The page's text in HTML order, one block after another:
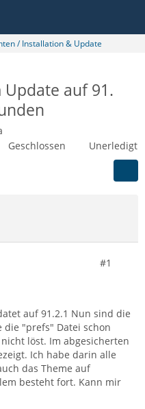
/ Installation & Update
auf 91.
Geschlossen Unerledigt
#1
auf 91.2.1 Nun sind die
die "prefs" Datei schon
löst. Im abgesicherten
Ich habe darin alle
das Theme auf
besteht fort. Kann mir